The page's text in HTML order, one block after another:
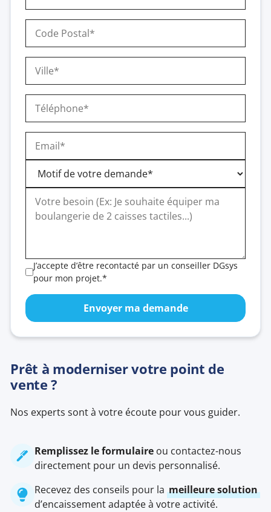
J’accepte d’être recontacté par un conseiller DGsys
pour mon projet.*
Prêt à moderniser votre point de
vente ?
Nos experts sont à votre écoute pour vous guider.
Remplissez le formulaire ou contactez-nous
directement pour un devis personnalisé.
Recevez des conseils pour lameilleure solution
d’encaissement adaptée à votre activité.